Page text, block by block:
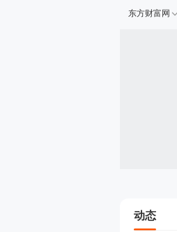
东方财富网
动态